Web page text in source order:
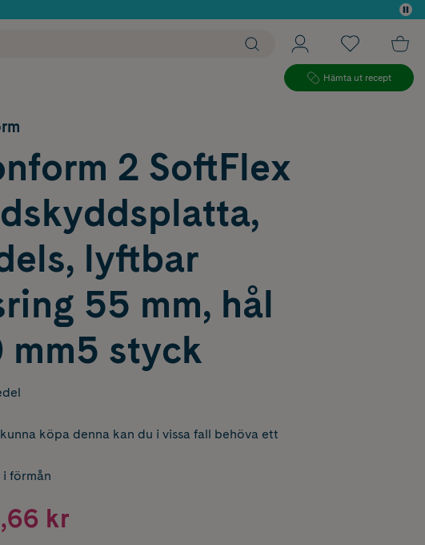
Hämta ut recept
2 SoftFlex
lyftbar
55 mm, hål
mm5 styck
köpa denna kan du i vissa fall behöva ett
i förmån
kr